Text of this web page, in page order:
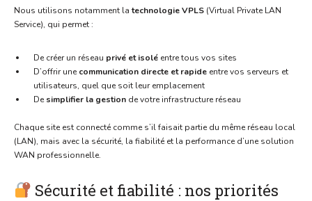
Nous utilisons notamment latechnologie VPLS (Virtual Private LAN
Service), qui permet :
De créer un réseau privé et isolé entre tous vos sites
D’offrir une communication directe et rapide entre vos serveurs et
utilisateurs, quel que soit leur emplacement
De simplifier la gestion de votre infrastructure réseau
Chaque site est connecté comme s’il faisait partie du même réseau local
(LAN), mais avec la sécurité, la fiabilité et la performance d’une solution
WAN professionnelle.
Sécurité et fiabilité : nos priorités